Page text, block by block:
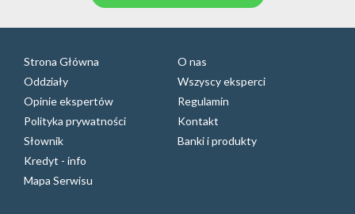
Strona Główna
O nas
Oddziały
Wszyscy eksperci
Opinie ekspertów
Regulamin
Polityka prywatności
Kontakt
Słownik
Banki i produkty
Kredyt - info
Mapa Serwisu